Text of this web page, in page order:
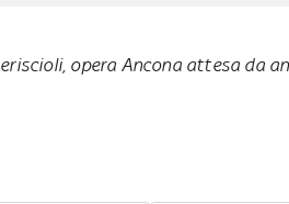
eriscioli, opera Ancona attesa da